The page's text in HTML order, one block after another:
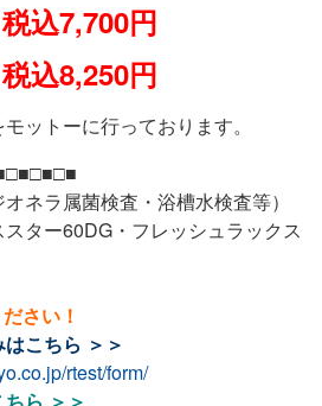
税込7,700円
税込8,250円
ットーに行っております。
ネラ属菌検査・浴槽水検査等）
ター60DG・フレッシュラックス
さい！
はこちら ＞＞
rtest/form/